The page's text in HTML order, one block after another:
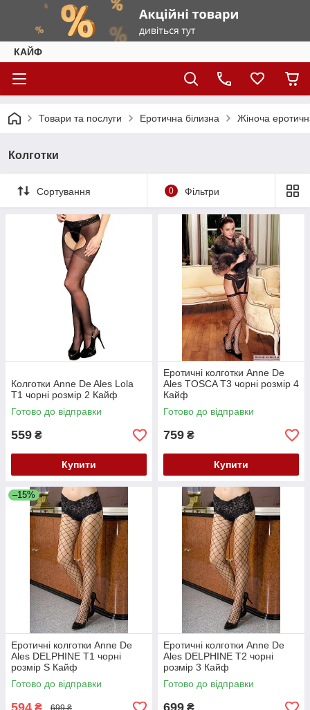
КАЙФ
Товари та послуги Еротична білизна Жіноча
Колготки
Сортування 0 Фільтри
Колготки Anne De Ales Lola
T1 чорні розмір 2 Кайф
Готово до відправки
559 ₴
Купити
Еротичні колготки Anne De
Ales TOSCA T3 чорні розмір 4
Кайф
Готово до відправки
759 ₴
Купити
–15%
Еротичні колготки Anne De
Ales DELPHINE T1 чорні
розмір S Кайф
Готово до відправки
594 ₴ 699 ₴
Еротичні колготки Anne De
Ales DELPHINE T2 чорні
розмір 3 Кайф
Готово до відправки
699 ₴